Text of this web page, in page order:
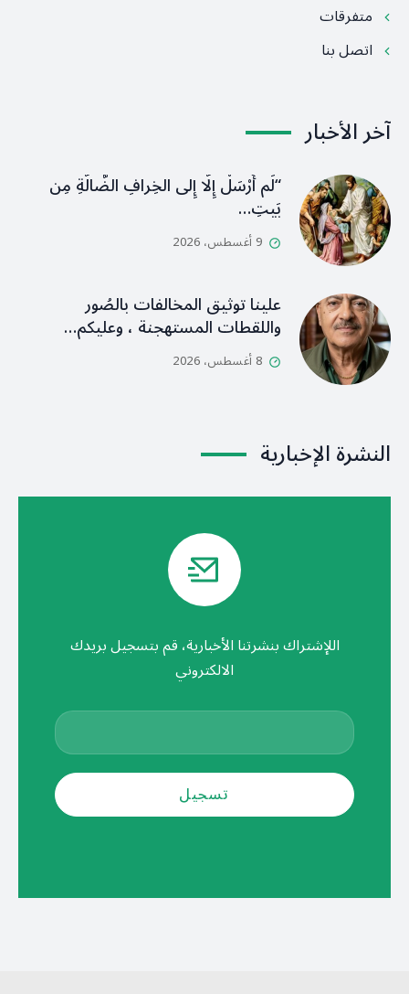
متفرقات
اتصل بنا
آخر الأخبار
“لَم أُرْسَلْ إِلَّا إِلى الخِرافِ الضَّالَّةِ مِن
بَيتِ…
9 أغسطس، 2026
علينا توثيق المخالفات بالصُور
واللقطات المستهجنة ، وعليكم…
8 أغسطس، 2026
النشرة الإخبارية
اللإشتراك بنشرتنا الأخبارية، قم بتسجيل بريدك
الالكتروني